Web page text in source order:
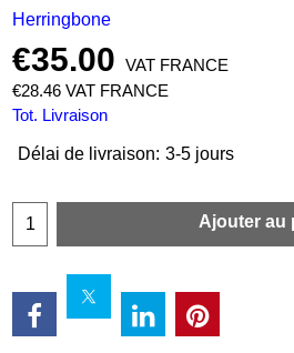
Herringbone
€35.00
VAT FRANCE
€28.46 VAT FRANCE
Tot. Livraison
Délai de livraison: 3-5 jours
Ajouter au